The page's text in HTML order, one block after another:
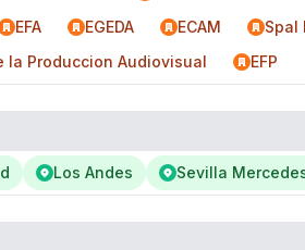
EFA EGEDA ECAM Spal
la Produccion Audiovisual
EFP
Los Andes Sevilla